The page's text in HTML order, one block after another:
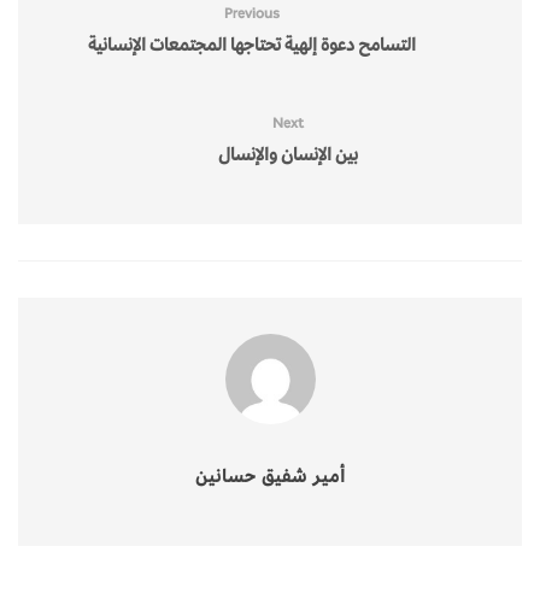
Previous
التسامح دعوة إلهية تحتاجها المجتمعات الإنسانية
Next
بين الإنسان والإنسال
أمير شفيق حسانين